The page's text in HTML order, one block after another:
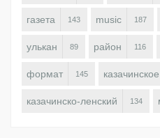
газета 143 music 187
улькан 89 район 116
формат 145 казачинское
казачинско-ленский 134